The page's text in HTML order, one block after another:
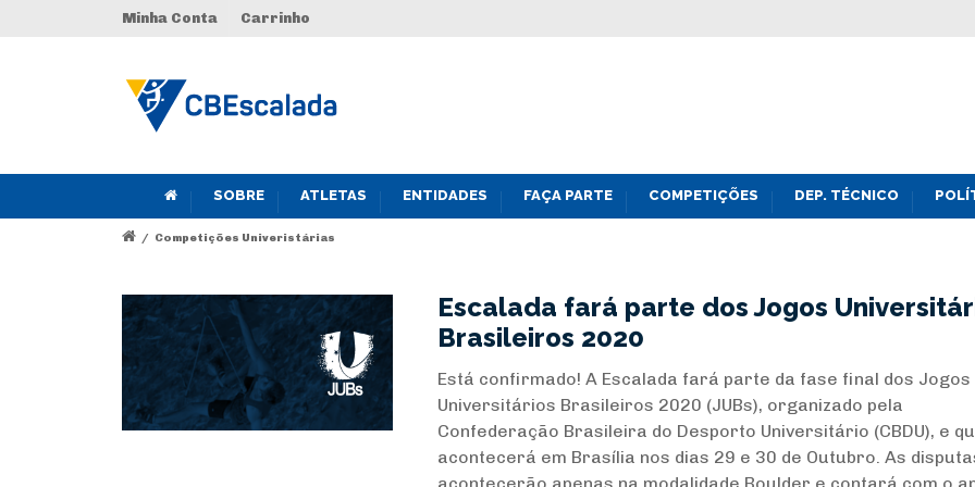
Minha Conta Carrinho
SOBRE ATLETAS ENTIDADES FAÇA PARTE COMPETIÇÕES DEP. TÉCNICO
/ Competições Univeristárias
Escalada fará parte dos Jogos
Brasileiros 2020
Está confirmado! A Escalada fará parte da fase final dos Jogos
Universitários Brasileiros 2020 (JUBs), organizado pela
Confederação Brasileira do Desporto Universitário (CBDU), e
acontecerá em Brasília nos dias 29 e 30 de Outubro. As